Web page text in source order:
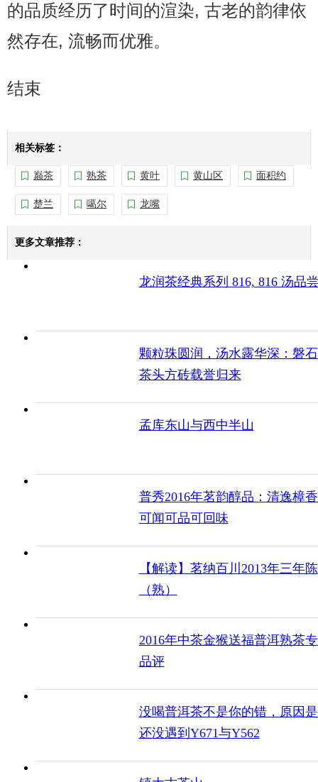
的品质经历了时间的渲染, 古老的韵律依
然存在, 流畅而优雅。
结束
相关标签：
巅茶 熟茶 黄叶 黄山区 面积约
楚兰 噶尔 龙嘴
更多文章推荐：
龙润茶经典系列 816, 816 汤品
颗粒珠圆润，汤水露华深：磐
茶头方砖载誉归来
孟库东山与西中半山
普秀2016年茗韵醇品：清逸樟
可闻可品可回味
【解读】茗纳百川2013年三年陈
（熟）
2016年中茶金猴送福普洱熟茶
品评
没喝普洱茶不是你的错，原因
还没遇到Y671与Y562